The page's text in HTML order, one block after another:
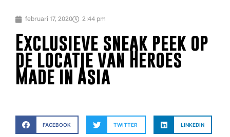
februari 17, 2020 2:44 pm
Exclusieve sneak peek op
de locatie van Heroes
Made in Asia
FACEBOOK TWITTER LINKEDIN